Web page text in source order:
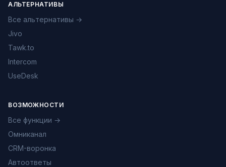
АЛЬТЕРНАТИВЫ
Все альтернативы →
Jivo
Tawk.to
Intercom
UseDesk
ВОЗМОЖНОСТИ
Все функции →
Омниканал
CRM-воронка
Автоответы